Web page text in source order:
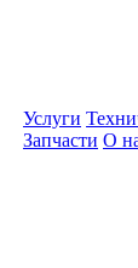
Услуги
Запчасти О